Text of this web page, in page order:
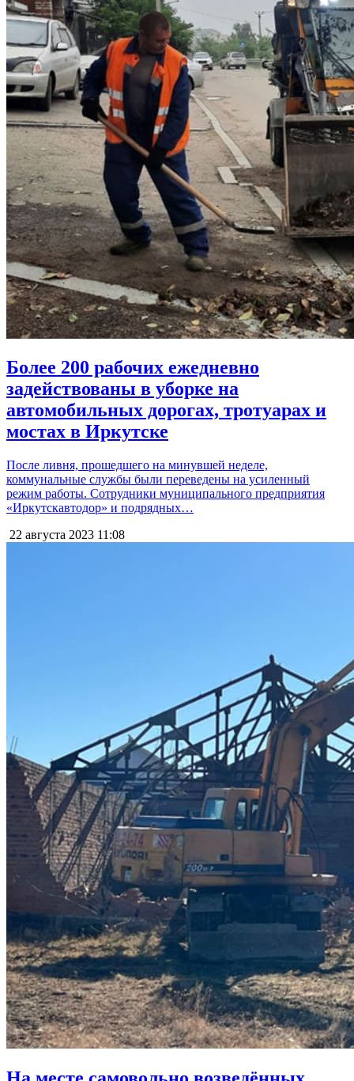
Более 200 рабочих ежедневно
задействованы в уборке на
автомобильных дорогах, тротуарах и
мостах в Иркутске
После ливня, прошедшего на минувшей неделе,
коммунальные службы были переведены на усиленный
режим работы. Сотрудники муниципального предприятия
«Иркутскавтодор» и подрядных…
22 августа 2023 11:08